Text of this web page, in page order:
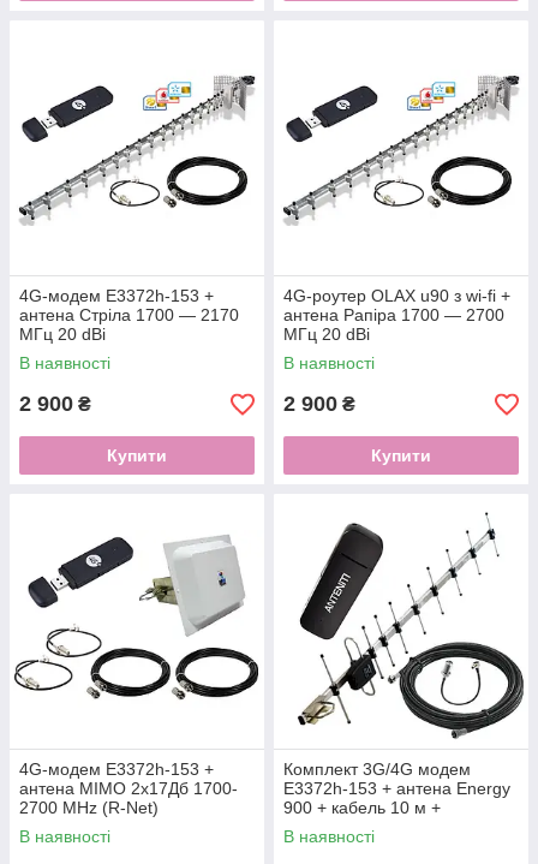
4G-модем E3372h-153 +
антена Стріла 1700 — 2170
МГц 20 dBi
В наявності
2 900 ₴
Купити
4G-роутер OLАX u90 з wi-fi +
антена Рапіра 1700 — 2700
МГц 20 dBi
В наявності
2 900 ₴
Купити
4G-модем E3372h-153 +
антена MIMO 2х17Дб 1700-
2700 MHz (R-Net)
В наявності
Комплект 3G/4G модем
E3372h-153 + антена Energy
900 + кабель 10 м +
перехідник
В наявності